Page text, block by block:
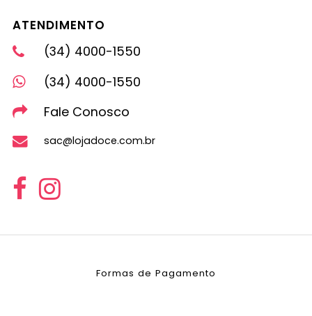
ATENDIMENTO
(34) 4000-1550
(34) 4000-1550
Fale Conosco
sac@lojadoce.com.br
Formas de Pagamento